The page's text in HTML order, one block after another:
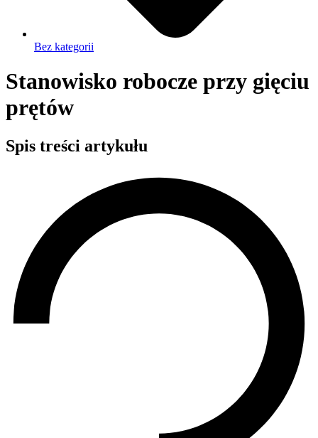
Bez kategorii
Stanowisko robocze przy gięciu
prętów
Spis treści artykułu